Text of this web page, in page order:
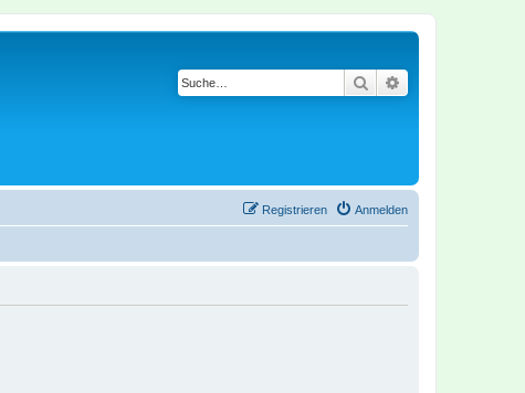
Suche
Anmelden
Registrieren